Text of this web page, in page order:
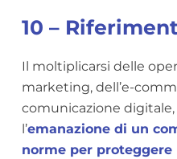
10 –
Il moltiplicarsi delle
marketing, dell’e-
comunicazione
l’emanazione di un
norme per